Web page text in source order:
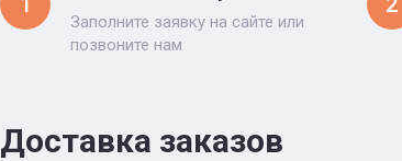
Заполните заявку на сайте или
позвоните нам
Доставка заказов